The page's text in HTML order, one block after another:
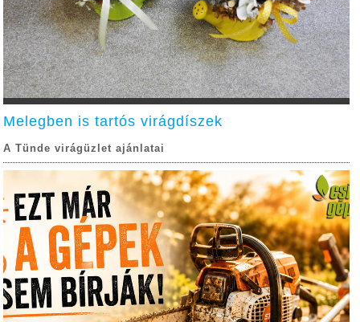
Melegben is tartós virágdíszek
A Tünde virágüzlet ajánlatai